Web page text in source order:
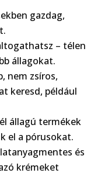
gazdag,
– télen
állagokat.
nem zsíros,
keresd, például
állagú termékek
el a pórusokat.
és
krémeket